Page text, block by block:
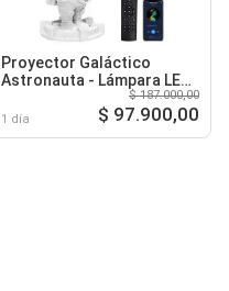
Proyector Galáctico
Astronauta - Lámpara LED
con Diseño Espacial
1 día
$ 187.000,00
$ 97.900,00